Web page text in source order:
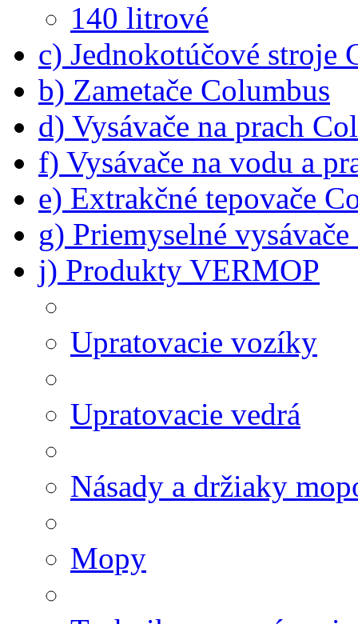
140 litrové
c) Jednokotúčové stroje
b) Zametače Columbus
d) Vysávače na prach
f) Vysávače na vodu a
e) Extrakčné tepovače
g) Priemyselné
j) Produkty VERMOP
Upratovacie vozíky
Upratovacie vedrá
Násady a držiaky
Mopy